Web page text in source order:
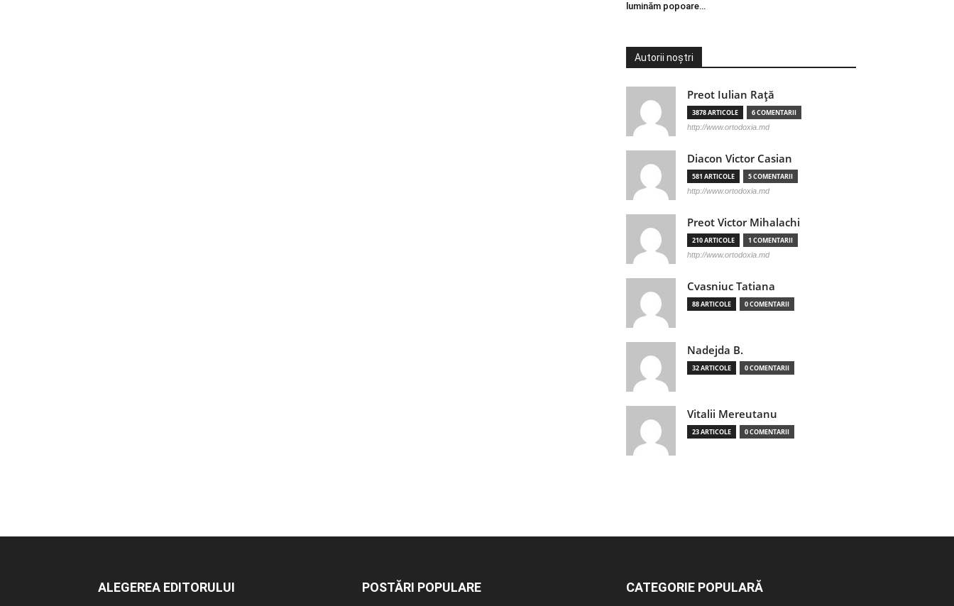
luminăm popoare…
Autorii noștri
Preot Iulian Raţă
3878 ARTICOLE 6 COMENTARII
http://www.ortodoxia.md
Diacon Victor Casian
581 ARTICOLE 5 COMENTARII
http://www.ortodoxia.md
Preot Victor Mihalachi
210 ARTICOLE 1 COMENTARII
http://www.ortodoxia.md
Cvasniuc Tatiana
88 ARTICOLE 0 COMENTARII
Nadejda B.
32 ARTICOLE 0 COMENTARII
Vitalii Mereutanu
23 ARTICOLE 0 COMENTARII
ALEGEREA EDITORULUI POSTĂRI POPULARE CATEGORIE POPULARĂ